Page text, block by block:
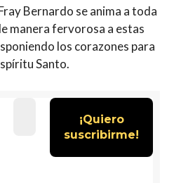
Bernardo se anima a toda
manera fervorosa a estas
los corazones para
Santo.